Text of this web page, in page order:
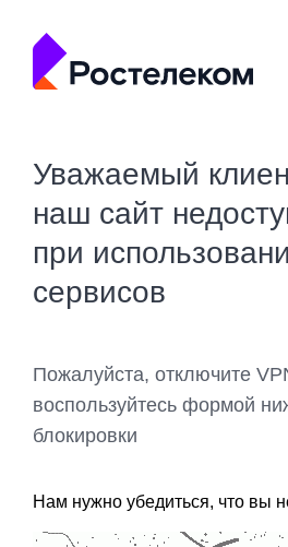
Уважаемый
наш сайт
при
сервисов
Пожалуйста, отключите
воспользуйтесь формой
блокировки
Нам нужно убедиться, что вы